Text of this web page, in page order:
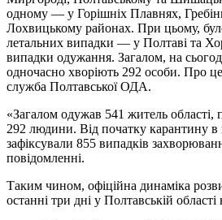
одному — у Горішніх Плавнях,
Лохвицькому районах. При цьому,
летальних випадки — у Полтаві та
випадки одужання. Загалом, на
одночасно хворіють 292 особи. Про
служба Полтавської ОДА.
«Загалом одужав 541 житель
292 людини. Від початку карантину в
зафіксували 855 випадків
повідомленні.
Таким чином, офіційна динаміка
останні три дні у Полтавській області